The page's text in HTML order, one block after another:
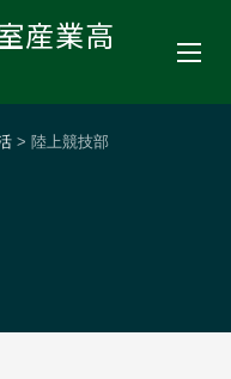
産業高
> 陸上競技部